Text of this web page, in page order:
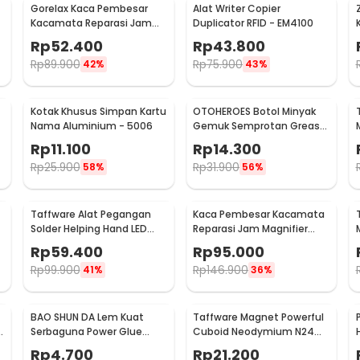
Gorelax Kaca Pembesar
Kacamata Reparasi Jam
9892A
Rp52.400
Rp89.900 42%
Alat Writer Copier
Duplicator RFID - EM4100
Rp43.800
Rp75.900 43%
Kotak Khusus Simpan Kartu
Nama Aluminium - 5006
Rp11.100
Rp25.900 58%
OTOHEROES Botol Minyak
Gemuk Semprotan Grease
Gun 250ml - Q001
Rp14.300
Rp31.900 56%
Taffware Alat Pegangan
Solder Helping Hand LED
801
Rp59.400
Rp99.900 41%
Kaca Pembesar Kacamata
Reparasi Jam Magnifier
9892B2
Rp95.000
Rp146.90036%
BAO SHUN DA Lem Kuat
Serbaguna Power Glue
Rp4.700
Taffware Magnet Powerful
Cuboid Neodymium N24
Rp21.200